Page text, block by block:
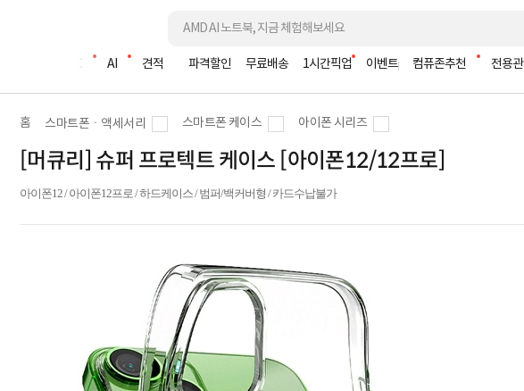
조립PC AI 견적 파격할인 무료배송 1시간픽업 이벤트 컴퓨존추천 전용관
홈 스마트폰ㆍ액세서리 스마트폰 케이스 아이폰 시리즈
[머큐리] 슈퍼 프로텍트 케이스 [아이폰12/12프로]
아이폰12 / 아이폰12프로 / 하드케이스 / 범퍼/백커버형 / 카드수납불가